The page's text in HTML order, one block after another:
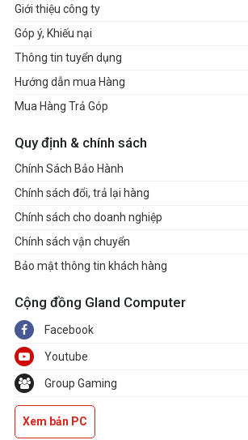
Giới thiệu công ty
Góp ý, Khiếu nại
Thông tin tuyển dụng
Hướng dẫn mua Hàng
Mua Hàng Trả Góp
Quy định & chính sách
Chính Sách Bảo Hành
Chính sách đổi, trả lại hàng
Chính sách cho doanh nghiệp
Chính sách vận chuyển
Bảo mật thông tin khách hàng
Cộng đồng Gland Computer
Facebook
Youtube
Group Gaming
Xem bản PC